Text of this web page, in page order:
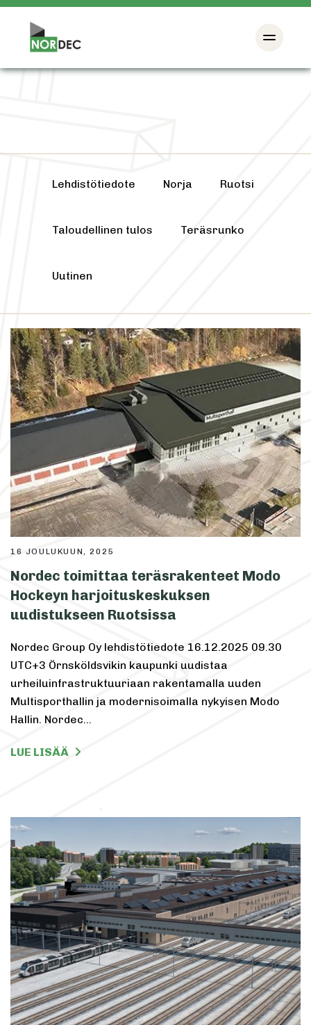
Lehdistötiedote Norja Ruotsi
Taloudellinen tulos Teräsrunko
Uutinen
16 JOULUKUUN, 2025
Nordec toimittaa teräsrakenteet Modo
Hockeyn harjoituskeskuksen
uudistukseen Ruotsissa
Nordec Group Oy lehdistötiedote 16.12.2025 09.30
UTC+3 Örnsköldsvikin kaupunki uudistaa
urheiluinfrastruktuuriaan rakentamalla uuden
Multisporthallin ja modernisoimalla nykyisen Modo
Hallin. Nordec…
LUE LISÄÄ